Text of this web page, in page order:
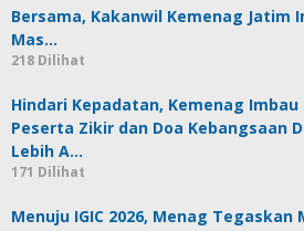
Bersama, Kakanwil Kemenag Jatim
Mas…
218 Dilihat
Hindari Kepadatan, Kemenag Imbau
Peserta Zikir dan Doa Kebangsaan
Lebih A…
171 Dilihat
Menuju IGIC 2026, Menag Tegaskan